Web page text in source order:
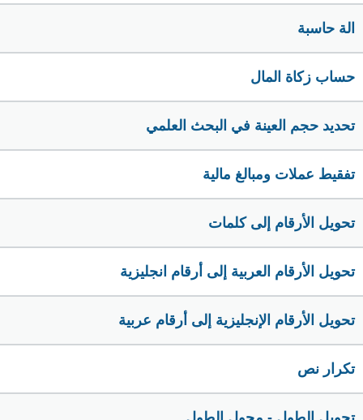
الة حاسبة
حساب زكاة المال
تحديد حجم العينة في البحث العلمي
تفقيط عملات ومبالغ مالية
تحويل الأرقام إلى كلمات
تحويل الأرقام العربية إلى أرقام انجليزية
تحويل الأرقام الإنجليزية إلى أرقام عربية
تكرار نص